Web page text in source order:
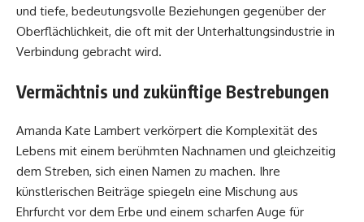
und tiefe, bedeutungsvolle Beziehungen gegenüber der
Oberflächlichkeit, die oft mit der Unterhaltungsindustrie in
Verbindung gebracht wird.
Vermächtnis und zukünftige Bestrebungen
Amanda Kate Lambert verkörpert die Komplexität des
Lebens mit einem berühmten Nachnamen und gleichzeitig
dem Streben, sich einen Namen zu machen. Ihre
künstlerischen Beiträge spiegeln eine Mischung aus
Ehrfurcht vor dem Erbe und einem scharfen Auge für